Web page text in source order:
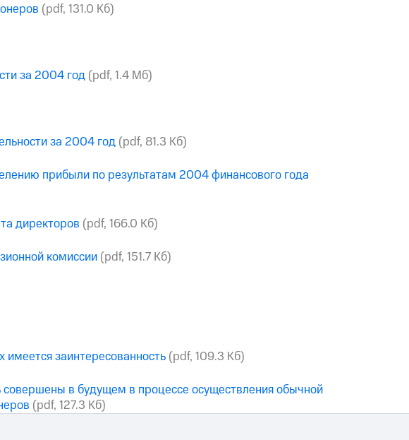
(pdf, 131.0 Кб)
за 2004 год (pdf, 1.4 Мб)
за 2004 год (pdf, 81.3 Кб)
прибыли по результатам 2004 финансового года
директоров (pdf, 166.0 Кб)
комиссии (pdf, 151.7 Кб)
заинтересованность (pdf, 109.3 Кб)
в будущем в процессе осуществления обычной
(pdf, 127.3 Кб)